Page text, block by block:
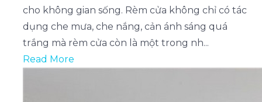
cho không gian sống. Rèm cửa không chỉ có tác
dụng che mưa, che nắng, cản ánh sáng quá
trắng mà rèm cửa còn là một trong nh...
Read More